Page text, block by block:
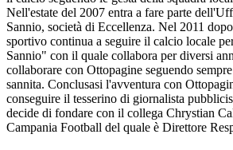
Nell'estate del 2007 entra a fare parte
Sannio, società di Eccellenza. Nel 2011
sportivo continua a seguire il calcio locale
Sannio" con il quale collabora per diversi
collaborare con Ottopagine seguendo
sannita. Conclusasi l'avventura con
conseguire il tesserino di giornalista
decide di fondare con il collega Chrystian
Campania Football del quale è Direttore